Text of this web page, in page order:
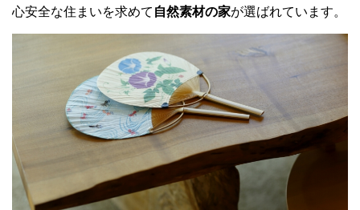
心安全な住まいを求めて 自然素材の家が選ばれています。